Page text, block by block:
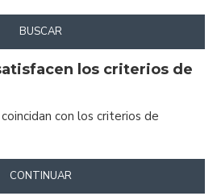
BUSCAR
los criterios de
con los criterios de
CONTINUAR